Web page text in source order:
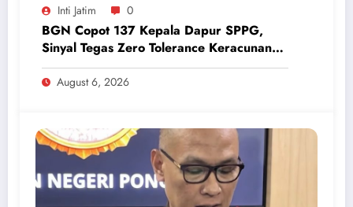
Inti Jatim 0
BGN Copot 137 Kepala Dapur SPPG,
Sinyal Tegas Zero Tolerance Keracunan
Makanan dan Korupsi
August 6, 2026